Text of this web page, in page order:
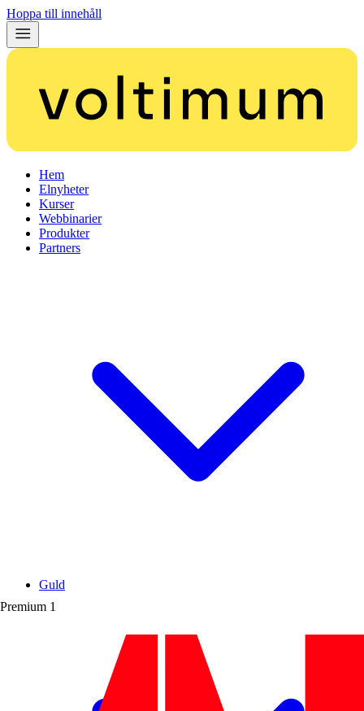
Hoppa till innehåll
Hem
Elnyheter
Kurser
Webbinarier
Produkter
Partners
Premium 1
Guld